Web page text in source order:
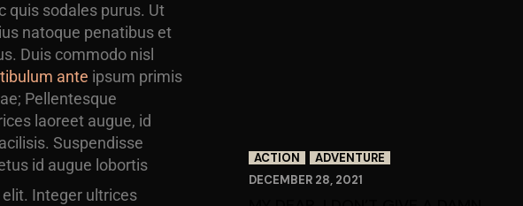
quis sodales purus. Ut
natoque penatibus et
Duis commodo nisl
ante ipsum primis
Pellentesque
laoreet augue, id
Suspendisse
id augue lobortis
Integer ultrices
ACTION
ADVENTURE
DECEMBER 28, 2021